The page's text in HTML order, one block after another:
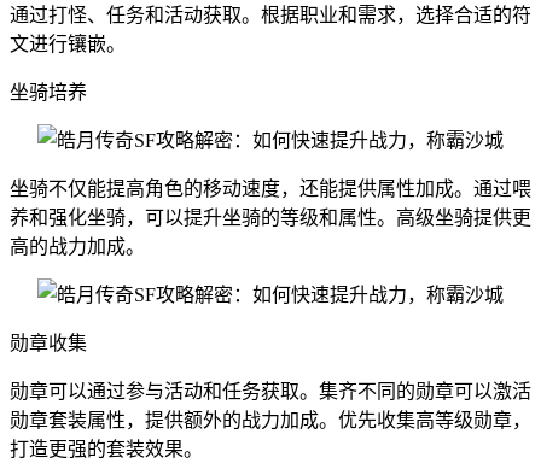
通过打怪、任务和活动获取。根据职业和需求，选择合适的符
文进行镶嵌。
坐骑培养
坐骑不仅能提高角色的移动速度，还能提供属性加成。通过喂
养和强化坐骑，可以提升坐骑的等级和属性。高级坐骑提供更
高的战力加成。
勋章收集
勋章可以通过参与活动和任务获取。集齐不同的勋章可以激活
勋章套装属性，提供额外的战力加成。优先收集高等级勋章，
打造更强的套装效果。